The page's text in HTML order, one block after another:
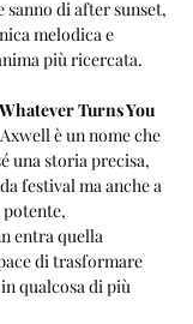
di after sunset,
melodica e
più ricercata.
Turns You
è un nome che
una storia precisa,
festival ma anche a
entra quella
di trasformare
qualcosa di più